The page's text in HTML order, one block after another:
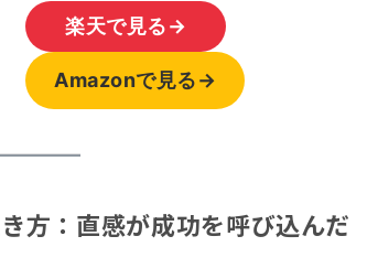
楽天で見る→
Amazonで見る→
方：直感が成功を呼び込んだ